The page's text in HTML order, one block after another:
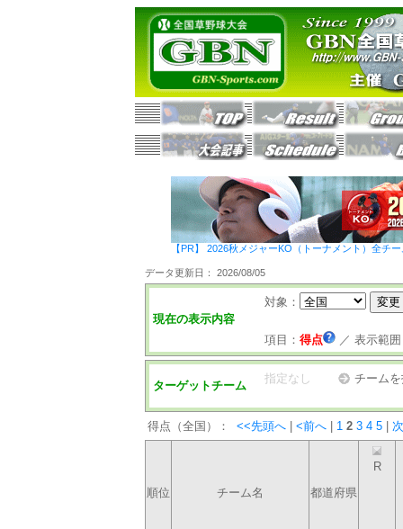
【PR】 2026秋メジャーKO（トーナメント）全チ
データ更新日： 2026/08/05
現在の表示内容
対象：
項目： 得点 ／ 表示範囲
ターゲットチーム
指定なし チーム
得点（全国）： <<先頭へ <前へ 1 2 3 4 5
順位 チーム名 都道府県
R